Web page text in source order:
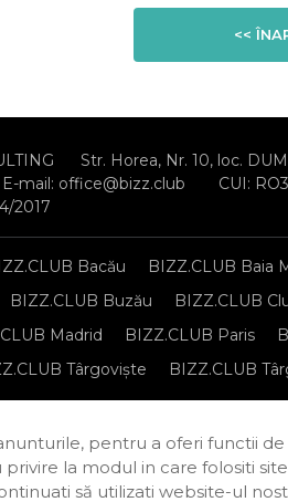
<<
Str. Horea, Nr. 10, loc.
E-mail: office@bizz.club
CUI:
2017
Bacău BIZZ.CLUB Baia
BIZZ.CLUB Buzău BIZZ.CLUB
Madrid BIZZ.CLUB Paris
Târgoviște BIZZ.CLUB
Regulament de
pentru a oferi functii
la modul in care folositi
să utilizati website-ul